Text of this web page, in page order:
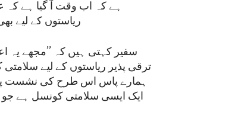
ہے کہ اب وقت آ گیا ہے کہ
ریاستوں کے لیے
سفیر کہتی ہیں کہ ’’مجھے یہ
ترقی پذیر ریاستوں کے لیے
ہمارے پاس اس طرح کی نشست
ایک ایسی سلامتی کونسل ہے جو